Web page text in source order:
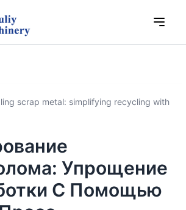
scrap metal: simplifying recycling with
Упрощение
С Помощью